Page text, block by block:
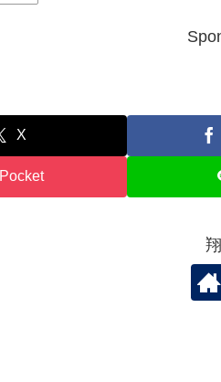
X
Pocket